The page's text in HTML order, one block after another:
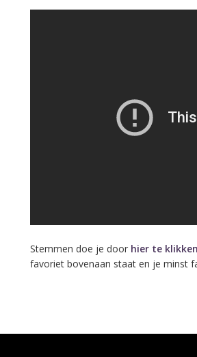
Stemmen doe je door hier te klikken
favoriet bovenaan staat en je minst